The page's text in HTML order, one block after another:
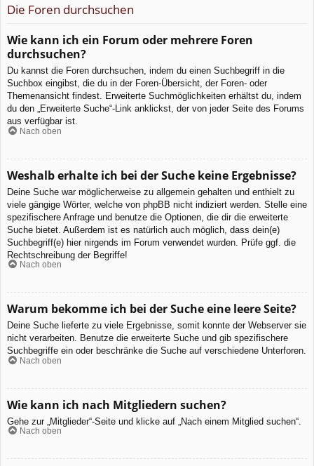
Die Foren durchsuchen
Wie kann ich ein Forum oder mehrere Foren
durchsuchen?
Du kannst die Foren durchsuchen, indem du einen Suchbegriff in die
Suchbox eingibst, die du in der Foren-Übersicht, der Foren- oder
Themenansicht findest. Erweiterte Suchmöglichkeiten erhältst du, indem
du den „Erweiterte Suche“-Link anklickst, der von jeder Seite des Forums
aus verfügbar ist.
Nach oben
Weshalb erhalte ich bei der Suche keine Ergebnisse?
Deine Suche war möglicherweise zu allgemein gehalten und enthielt zu
viele gängige Wörter, welche von phpBB nicht indiziert werden. Stelle eine
spezifischere Anfrage und benutze die Optionen, die dir die erweiterte
Suche bietet. Außerdem ist es natürlich auch möglich, dass dein(e)
Suchbegriff(e) hier nirgends im Forum verwendet wurden. Prüfe ggf. die
Rechtschreibung der Begriffe!
Nach oben
Warum bekomme ich bei der Suche eine leere Seite?
Deine Suche lieferte zu viele Ergebnisse, somit konnte der Webserver sie
nicht verarbeiten. Benutze die erweiterte Suche und gib spezifischere
Suchbegriffe ein oder beschränke die Suche auf verschiedene Unterforen.
Nach oben
Wie kann ich nach Mitgliedern suchen?
Gehe zur „Mitglieder“-Seite und klicke auf „Nach einem Mitglied suchen“.
Nach oben